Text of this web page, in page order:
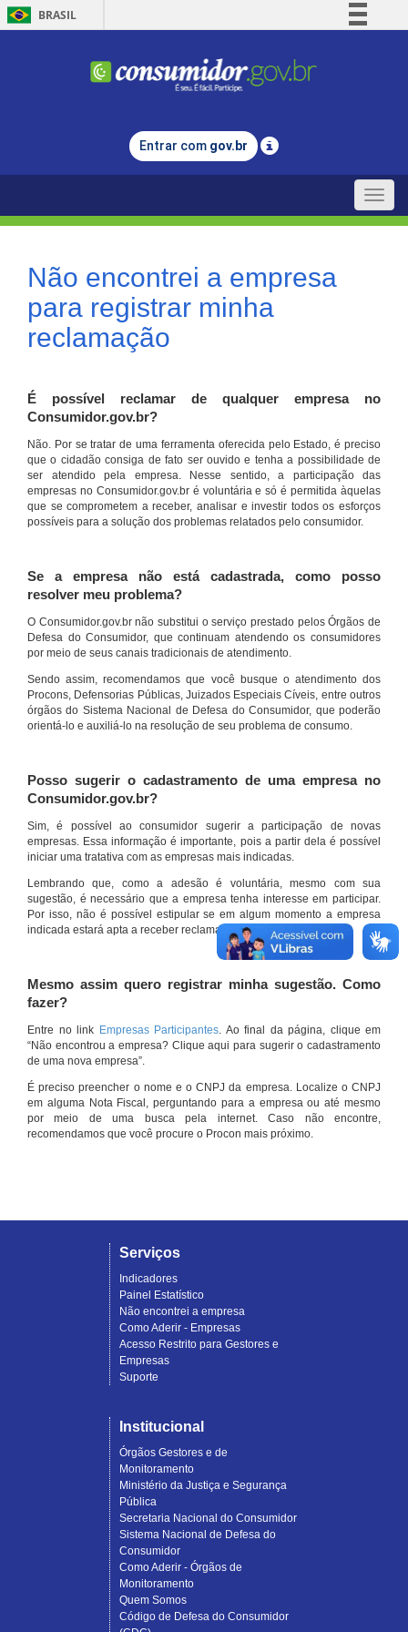
BRASIL
Comunica BR
Legislação
Entrar com gov.br
Toggle
Não encontrei a empresa
para registrar minha
reclamação
É possível reclamar de qualquer empresa no
Consumidor.gov.br?
Não. Por se tratar de uma ferramenta oferecida pelo Estado, é preciso
que o cidadão consiga de fato ser ouvido e tenha a possibilidade de
ser atendido pela empresa. Nesse sentido, a participação das
empresas no Consumidor.gov.br é voluntária e só é permitida àquelas
que se comprometem a receber, analisar e investir todos os esforços
possíveis para a solução dos problemas relatados pelo consumidor.
Se a empresa não está cadastrada, como posso
resolver meu problema?
O Consumidor.gov.br não substitui o serviço prestado pelos Órgãos de
Defesa do Consumidor, que continuam atendendo os consumidores
por meio de seus canais tradicionais de atendimento.
Sendo assim, recomendamos que você busque o atendimento dos
Procons, Defensorias Públicas, Juizados Especiais Cíveis, entre outros
órgãos do Sistema Nacional de Defesa do Consumidor, que poderão
orientá-lo e auxiliá-lo na resolução de seu problema de consumo.
Posso sugerir o cadastramento de uma empresa no
Consumidor.gov.br?
Sim, é possível ao consumidor sugerir a participação de novas
empresas. Essa informação é importante, pois a partir dela é possível
iniciar uma tratativa com as empresas mais indicadas.
Lembrando que, como a adesão é voluntária, mesmo com sua
sugestão, é necessário que a empresa tenha interesse em participar.
Por isso, não é possível estipular se em algum momento a empresa
indicada estará apta a receber reclamações por meio do site.
Mesmo assim quero registrar minha sugestão. Como
fazer?
Entre no link Empresas Participantes. Ao final da página, clique em
“Não encontrou a empresa? Clique aqui para sugerir o cadastramento
de uma nova empresa”.
É preciso preencher o nome e o CNPJ da empresa. Localize o CNPJ
em alguma Nota Fiscal, perguntando para a empresa ou até mesmo
por meio de uma busca pela internet. Caso não encontre,
recomendamos que você procure o Procon mais próximo.
Serviços
Indicadores
Painel Estatístico
Não encontrei a empresa
Como Aderir - Empresas
Acesso Restrito para Gestores e
Empresas
Suporte
Institucional
Órgãos Gestores e de
Monitoramento
Ministério da Justiça e Segurança
Pública
Secretaria Nacional do Consumidor
Sistema Nacional de Defesa do
Consumidor
Como Aderir - Órgãos de
Monitoramento
Quem Somos
Código de Defesa do Consumidor